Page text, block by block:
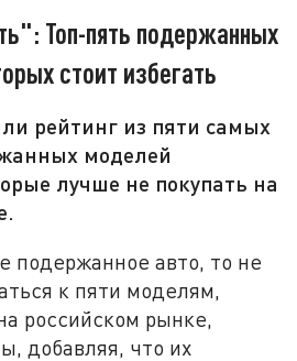
Топ-пять подержанных
стоит избегать
рейтинг из пяти самых
моделей
лучше не покупать на
подержанное авто, то не
к пяти моделям,
российском рынке,
добавляя, что их